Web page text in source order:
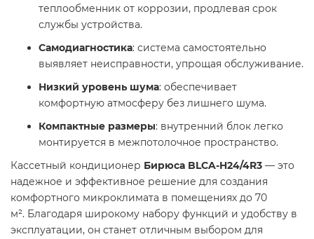
теплообменник от коррозии, продлевая срок
службы устройства.
Самодиагностика: система самостоятельно
выявляет неисправности, упрощая обслуживание.
Низкий уровень шума: обеспечивает
комфортную атмосферу без лишнего шума.
Компактные размеры: внутренний блок легко
монтируется в межпотолочное пространство.
Кассетный кондиционер Бирюса BLCA-H24/4R3 — это
надежное и эффективное решение для создания
комфортного микроклимата в помещениях до 70
м². Благодаря широкому набору функций и удобству в
эксплуатации, он станет отличным выбором для